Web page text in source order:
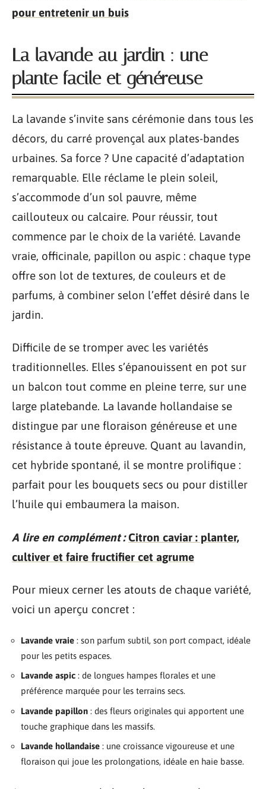
pour entretenir un buis
La lavande au jardin : une
plante facile et généreuse
La lavande s’invite sans cérémonie dans tous les
décors, du carré provençal aux plates-bandes
urbaines. Sa force ? Une capacité d’adaptation
remarquable. Elle réclame le plein soleil,
s’accommode d’un sol pauvre, même
caillouteux ou calcaire. Pour réussir, tout
commence par le choix de la variété. Lavande
vraie, officinale, papillon ou aspic : chaque type
offre son lot de textures, de couleurs et de
parfums, à combiner selon l’effet désiré dans le
jardin.
Difficile de se tromper avec les variétés
traditionnelles. Elles s’épanouissent en pot sur
un balcon tout comme en pleine terre, sur une
large platebande. La lavande hollandaise se
distingue par une floraison généreuse et une
résistance à toute épreuve. Quant au lavandin,
cet hybride spontané, il se montre prolifique :
parfait pour les bouquets secs ou pour distiller
l’huile qui embaumera la maison.
A lire en complément : Citron caviar : planter,
cultiver et faire fructifier cet agrume
Pour mieux cerner les atouts de chaque variété,
voici un aperçu concret :
Lavande vraie : son parfum subtil, son port compact, idéale
pour les petits espaces.
Lavande aspic : de longues hampes florales et une
préférence marquée pour les terrains secs.
Lavande papillon : des fleurs originales qui apportent une
touche graphique dans les massifs.
Lavande hollandaise : une croissance vigoureuse et une
floraison qui joue les prolongations, idéale en haie basse.